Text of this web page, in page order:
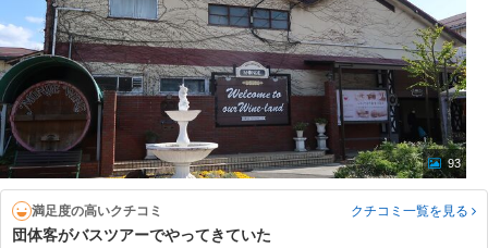
93
満足度の高いクチコミ クチコミ一覧を見る
団体客がバスツアーでやってきていた